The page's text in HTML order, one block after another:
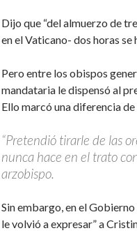
Dijo que “del almuerzo de
en el Vaticano- dos horas
Pero entre los obispos
mandataria le dispensó al
Ello marcó una diferencia
“Pretendió tirarle de las
nunca hace en el trato
arzobispo.
Sin embargo, en el
le volvió a expresar” a